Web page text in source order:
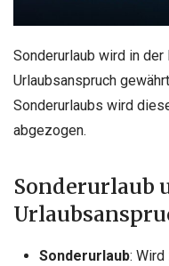
Sonderurlaub wird in
Urlaubsanspruch
Sonderurlaubs wird
abgezogen.
Sonderurlaub
Sonderurlaub: Wird